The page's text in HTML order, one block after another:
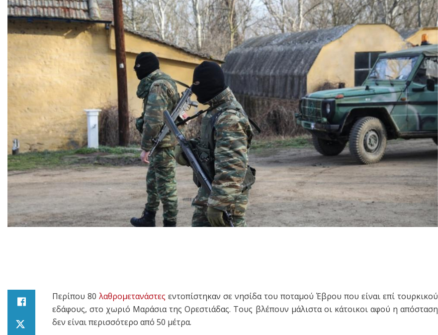
Περίπου 80 λαθρομετανάστες εντοπίστηκαν σε νησίδα του ποταμού Έβρου που είναι επί τουρκικού
εδάφους, στο χωριό Μαράσια της Ορεστιάδας. Τους βλέπουν μάλιστα οι κάτοικοι αφού η απόσταση
δεν είναι περισσότερο από 50 μέτρα.